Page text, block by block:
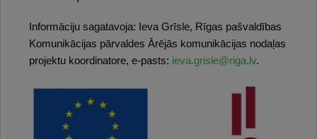
Informāciju sagatavoja: Ieva Grīsle, Rīgas pašvaldības
Komunikācijas pārvaldes Ārējās komunikācijas nodaļas
projektu koordinatore, e-pasts: ieva.grisle@riga.lv.